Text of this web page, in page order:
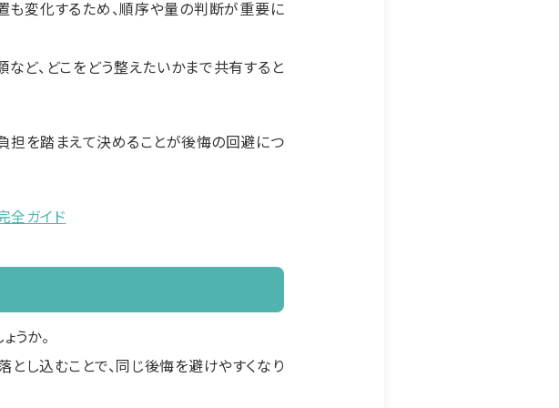
も変化するため、順序や量の判断が重要に
など、どこをどう整えたいかまで共有すると
担を踏まえて決めることが後悔の回避につ
全ガイド
うか。
し込むことで、同じ後悔を避けやすくなり